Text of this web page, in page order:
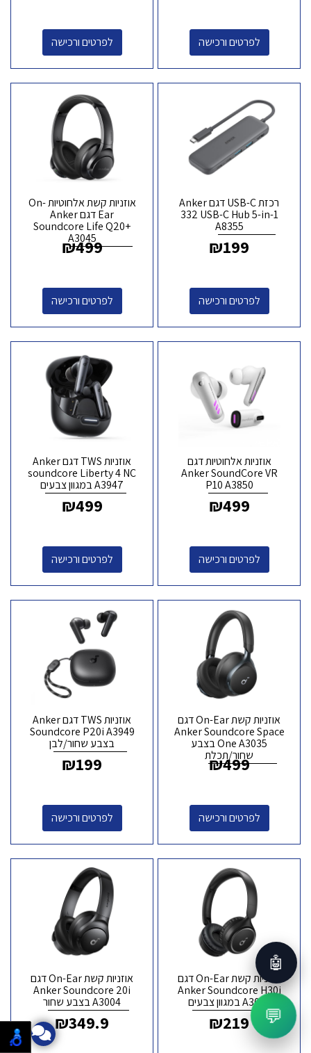
לפרטים ורכישה לפרטים ורכישה
רכזת USB-C דגם Anker
332 USB-C Hub 5-in-1
A8355
₪199
לפרטים ורכישה
אוזניות קשת אלחוטיות On-
Ear דגם Anker
Soundcore Life Q20+
A3045
₪499
לפרטים ורכישה
אוזניות אלחוטיות דגם
Anker SoundCore VR
P10 A3850
₪499
לפרטים ורכישה
אוזניות TWS דגם Anker
soundcore Liberty 4 NC
A3947 במגוון צבעים
₪499
לפרטים ורכישה
אוזניות קשת On-Ear דגם
Anker Soundcore Space
One A3035 בצבע
שחור/תכלת
₪499
לפרטים ורכישה
אוזניות TWS דגם Anker
Soundcore P20i A3949
בצבע שחור/לבן
₪199
לפרטים ורכישה
אוזניות קשת On-Ear דגם
Anker Soundcore H30i
A3012 במגוון צבעים
₪219
אוזניות קשת On-Ear דגם
Anker Soundcore 20i
A3004 בצבע שחור
₪349.9
🤖
💬